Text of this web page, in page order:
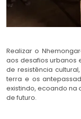
Realizar o
aos desafios urbanos
de resistência
terra e os
existindo, ecoando
de futuro.